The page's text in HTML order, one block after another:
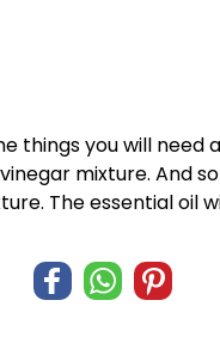
things you will need
mixture. And
The essential oil